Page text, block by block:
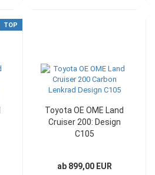
TOP
Toyota OE OME Land
Cruiser 200: Design
C105
ab 899,00 EUR